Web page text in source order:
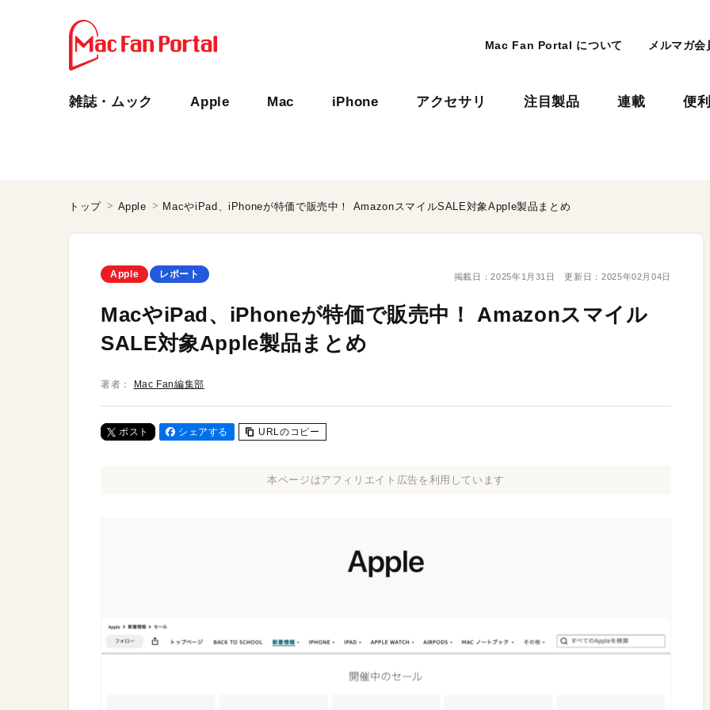
Mac Fan Portal について メルマガ会
雑誌・ムック Apple Mac iPhone アクセサリ 注目製品 連載 便
トップ Apple MacやiPad、iPhoneが特価で販売中！ AmazonスマイルSALE対象Apple製品まとめ
Apple レポート 掲載日：2025年1月31日 更新日： 2025年02月04日
MacやiPad、iPhoneが特価で販売中！ Amazonスマイル
SALE対象Apple製品まとめ
著者： Mac Fan編集部
ポスト シェアする URLのコピー
本ページはアフィリエイト広告を利用しています